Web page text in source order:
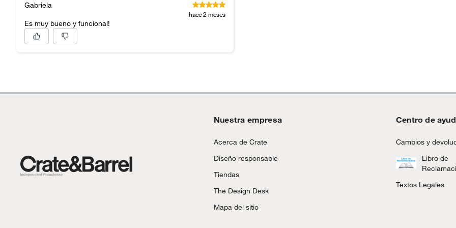
Gabriela
hace 2 meses
Es muy bueno y funcional!
Nuestra empresa
Acerca de Crate
Diseño responsable
Tiendas
The Design Desk
Mapa del sitio
Centro de
Cambios y
Libro de
Textos Legales